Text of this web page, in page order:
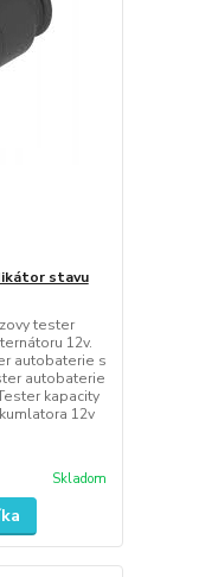
stavu
tester
12v.
autobaterie s
autobaterie
kapacity
12v
Skladom